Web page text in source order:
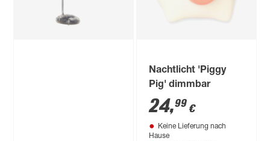
Nachtlicht 'Piggy
Pig' dimmbar
24,99 €
Keine Lieferung nach
Hause